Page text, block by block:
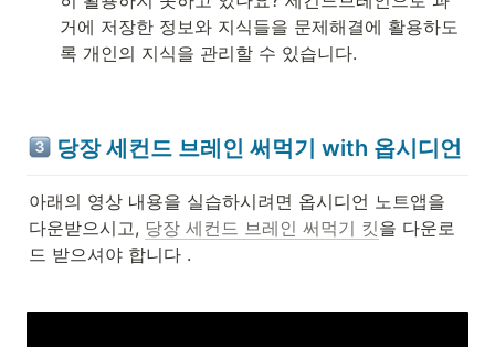
거에 저장한 정보와 지식들을 문제해결에 활용하도
록 개인의 지식을 관리할 수 있습니다.
당장 세컨드 브레인 써먹기 with 옵시디언
아래의 영상 내용을 실습하시려면 옵시디언 노트앱을
다운받으시고, 당장 세컨드 브레인 써먹기 킷을 다운로
드 받으셔야 합니다 .